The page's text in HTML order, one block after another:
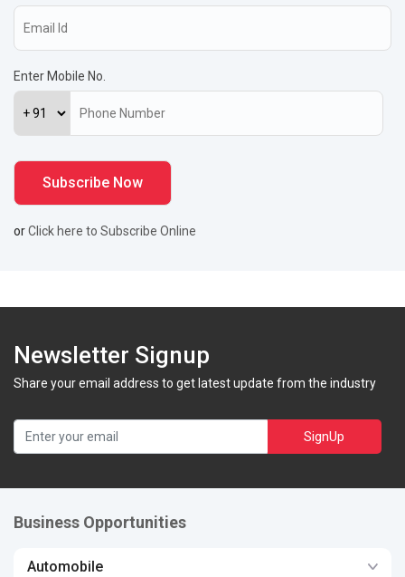
Enter Mobile No.
orClick here to Subscribe Online
Newsletter Signup
Share your email address to get latest update from the industry
SignUp
Business Opportunities
Automobile